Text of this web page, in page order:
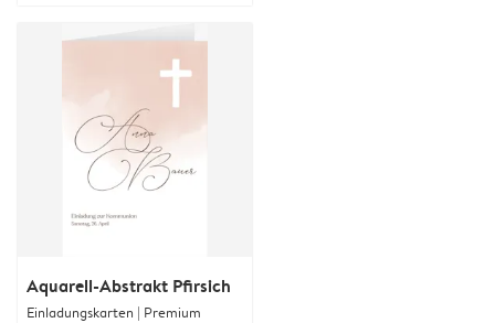
Aquarell-Abstrakt Pfirsich
Einladungskarten | Premium